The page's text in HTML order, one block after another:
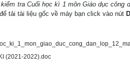
tra Cuối học kì 1 môn Giáo dục công
tải tài liệu gốc về máy bạn click vào nút
(2021-2022).doc